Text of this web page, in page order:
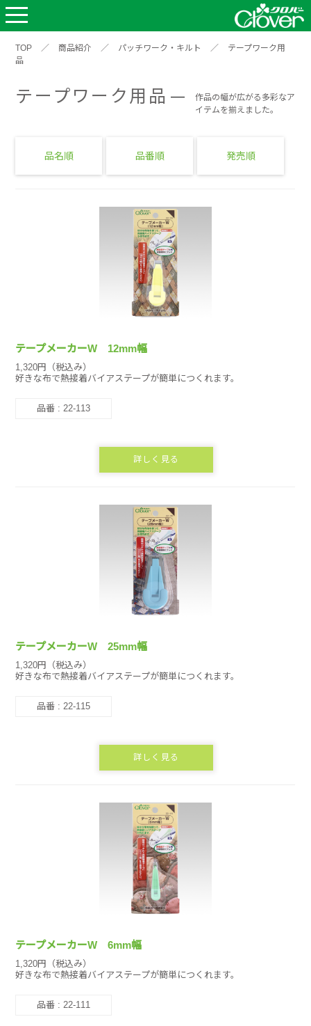
TOP ／ 商品紹介 ／ パッチワーク・キルト ／
テープワーク用
品
テープワーク用品
作品の幅が広がる多彩なア
イテムを揃えました。
品名順 品番順 発売順
テープメーカーW 12mm幅
1,320円（税込み）
好きな布で熱接着バイアステープが簡単につくれます。
品番 : 22-113
詳しく見る
テープメーカーW 25mm幅
1,320円（税込み）
好きな布で熱接着バイアステープが簡単につくれます。
品番 : 22-115
詳しく見る
テープメーカーW 6mm幅
1,320円（税込み）
好きな布で熱接着バイアステープが簡単につくれます。
品番 : 22-111